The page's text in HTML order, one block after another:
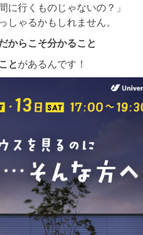
に行くものじゃないの？」
しゃるかもしれません。
からこそ分かること
とがあるんです！